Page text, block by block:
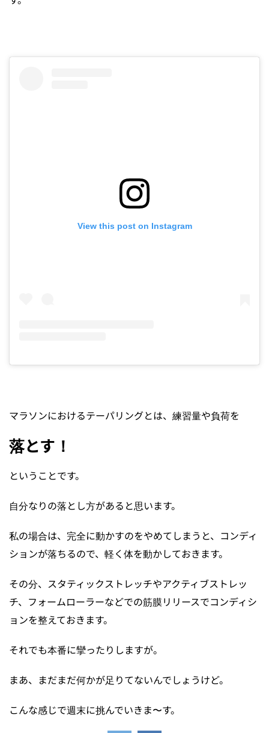
View this post on Instagram
マラソンにおけるテーパリングとは、練習量や負荷を
落とす！
ということです。
自分なりの落とし方があると思います。
私の場合は、完全に動かすのをやめてしまうと、コンディ
ションが落ちるので、軽く体を動かしておきます。
その分、スタティックストレッチやアクティブストレッ
チ、フォームローラーなどでの筋膜リリースでコンディシ
ョンを整えておきます。
それでも本番に攣ったりしますが。
まあ、まだまだ何かが足りてないんでしょうけど。
こんな感じで週末に挑んでいきま〜す。